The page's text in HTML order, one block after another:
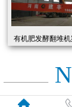
有机肥发酵翻堆机
展示
N